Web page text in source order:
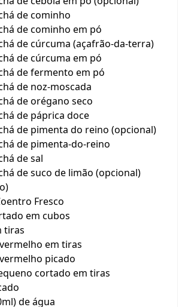
de cominho
de cominho em pó
de cúrcuma (açafrão-da-terra)
de cúrcuma em pó
de fermento em pó
de noz-moscada
de orégano seco
de páprica doce
de pimenta do reino (opcional)
de pimenta-do-reino
de sal
de suco de limão (opcional)
Fresco
em cubos
tiras
em tiras
picado
cortado em tiras
de água